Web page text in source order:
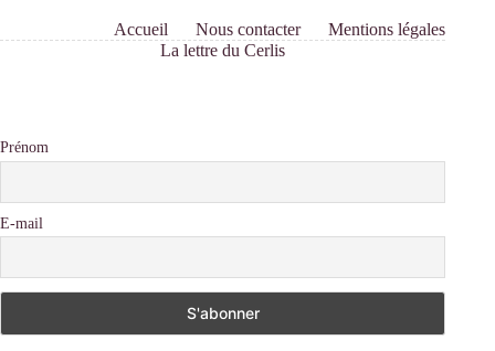
Accueil Nous contacter
Mentions légales
La lettre du Cerlis
Prénom
E-mail